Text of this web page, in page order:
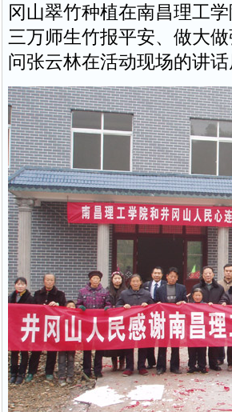
冈山翠竹种植在南昌理工
三万师生竹报平安、做大
问张云林在活动现场的讲话